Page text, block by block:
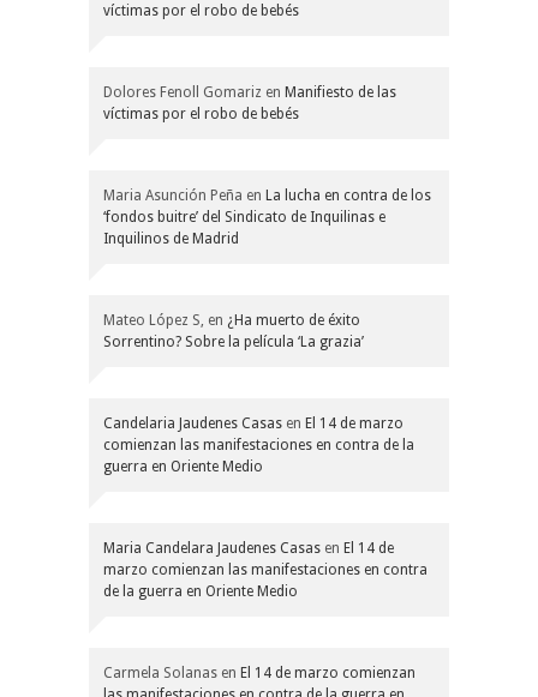
víctimas por el robo de bebés
Dolores Fenoll Gomariz en Manifiesto de las
víctimas por el robo de bebés
Maria Asunción Peña en La lucha en contra de los
‘fondos buitre’ del Sindicato de Inquilinas e
Inquilinos de Madrid
Mateo López S, en ¿Ha muerto de éxito
Sorrentino? Sobre la película ‘La grazia’
Candelaria Jaudenes Casas en El 14 de marzo
comienzan las manifestaciones en contra de la
guerra en Oriente Medio
Maria Candelara Jaudenes Casas en El 14 de
marzo comienzan las manifestaciones en contra
de la guerra en Oriente Medio
Carmela Solanas en El 14 de marzo comienzan